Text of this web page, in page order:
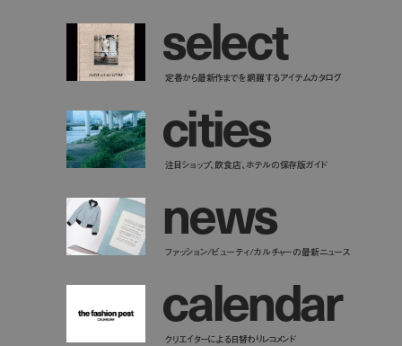
select
定番から最新作までを網羅するアイテムカタログ
cities
注目ショップ、飲食店、ホテルの保存版ガイド
news
ファッション/ビューティ/カルチャーの最新ニュース
calendar
クリエイターによる日替わりレコメンド